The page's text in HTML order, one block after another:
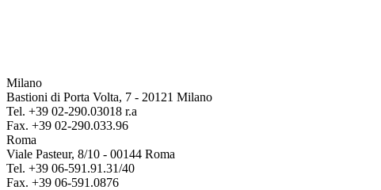
Milano
Bastioni di Porta Volta, 7 - 20121 Milano
Tel. +39 02-290.03018 r.a
Fax. +39 02-290.033.96
Roma
Viale Pasteur, 8/10 - 00144 Roma
Tel. +39 06-591.91.31/40
Fax. +39 06-591.0876